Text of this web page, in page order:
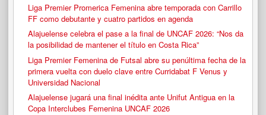
Liga Premier Promerica Femenina abre temporada con Carrillo
FF como debutante y cuatro partidos en agenda
Alajuelense celebra el pase a la final de UNCAF 2026: “Nos da
la posibilidad de mantener el título en Costa Rica”
Liga Premier Femenina de Futsal abre su penúltima fecha de la
primera vuelta con duelo clave entre Curridabat F Venus y
Universidad Nacional
Alajuelense jugará una final inédita ante Unifut Antigua en la
Copa Interclubes Femenina UNCAF 2026